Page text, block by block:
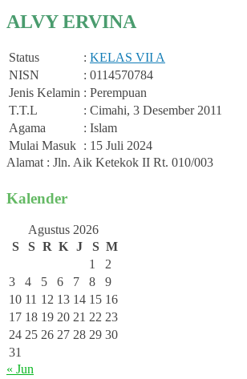
ALVY ERVINA
Status : KELAS VII A
NISN
: 0114570784
Jenis Kelamin : Perempuan
T.T.L
: Cimahi, 3 Desember 2011
Agama
: Islam
Mulai Masuk : 15 Juli 2024
Alamat : Jln. Aik Ketekok II Rt. 010/003
Kalender
Agustus 2026
S
S R K J S M
1
2
3
4 5 6 7 8
9
10 11 12 13 14 15 16
17 18 19 20 21 22 23
24 25 26 27 28 29 30
31
« Jun